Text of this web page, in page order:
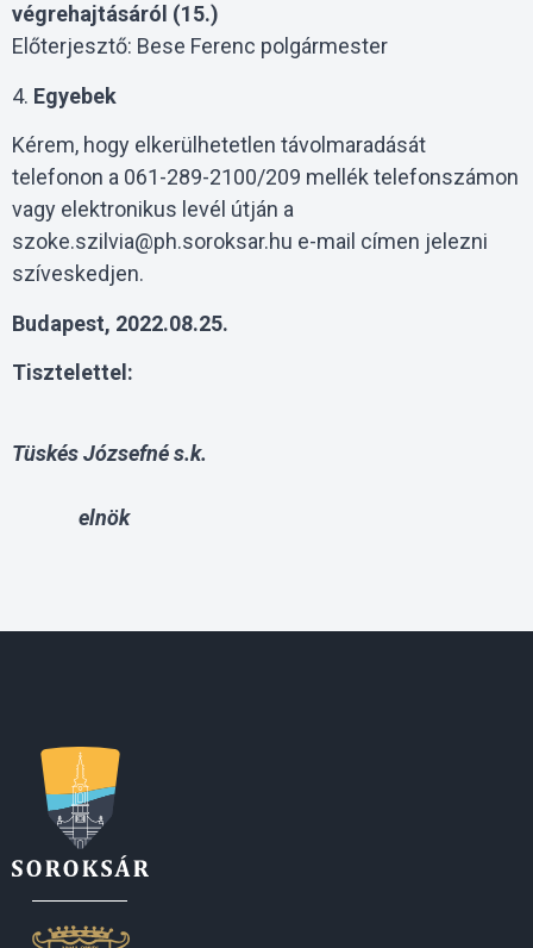
végrehajtásáról (15.)
Előterjesztő: Bese Ferenc polgármester
4. Egyebek
Kérem, hogy elkerülhetetlen távolmaradását
telefonon a 061-289-2100/209 mellék telefonszámon
vagy elektronikus levél útján a
szoke.szilvia@ph.soroksar.hu e-mail címen jelezni
szíveskedjen.
Budapest, 2022.08.25.
Tisztelettel:
Tüskés Józsefné s.k.
elnök